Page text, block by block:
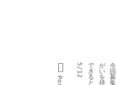
今
回
募
集
が
い
を
持
で
き
る
と
5/12